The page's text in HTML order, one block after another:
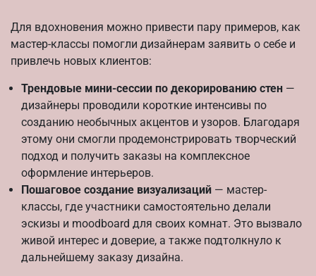
Для вдохновения можно привести пару примеров, как
мастер-классы помогли дизайнерам заявить о себе и
привлечь новых клиентов:
Трендовые мини-сессии по декорированию стен —
дизайнеры проводили короткие интенсивы по
созданию необычных акцентов и узоров. Благодаря
этому они смогли продемонстрировать творческий
подход и получить заказы на комплексное
оформление интерьеров.
Пошаговое создание визуализаций — мастер-
классы, где участники самостоятельно делали
эскизы и moodboard для своих комнат. Это вызвало
живой интерес и доверие, а также подтолкнуло к
дальнейшему заказу дизайна.